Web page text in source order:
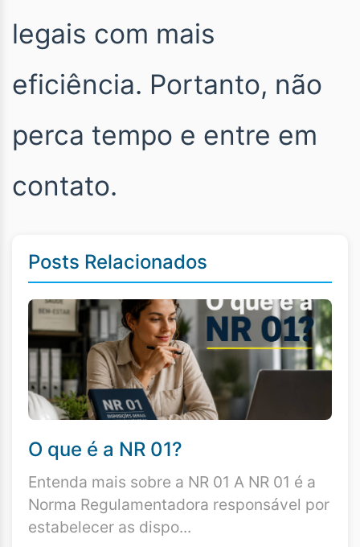
legais com mais
eficiência. Portanto, não
perca tempo e entre em
contato.
Posts Relacionados
O que é a NR 01?
Entenda mais sobre a NR 01 A NR 01 é a
Norma Regulamentadora responsável por
estabelecer as dispo...